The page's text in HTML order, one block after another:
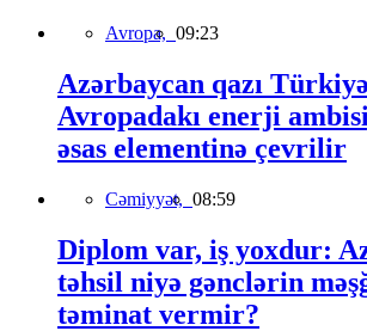
Avropa, 09:23
Azərbaycan qazı
Avropadakı enerji
əsas elementinə çevrilir
Cəmiyyət, 08:59
Diplom var, iş yoxdur:
təhsil niyə gənclərin
təminat vermir?